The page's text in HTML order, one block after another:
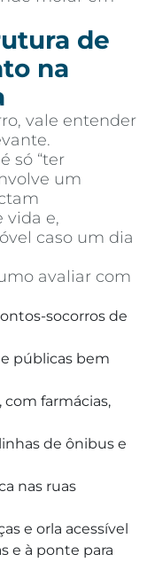
de
na
vale entender
só “ter
um
vida e,
caso um dia
avaliar com
socorros de
públicas bem
farmácias,
de ônibus e
nas ruas
e orla acessível
e à ponte para